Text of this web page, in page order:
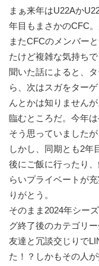
まぁ来年はU22Aか
年目もまさかのCFC。
またCFCのメンバー
たけど複雑な気持ちで
聞いた話によると、
ら、次はスガをター
んとかは知りませんが
臨むところだ。今年
そう思っていましたが
しかし、同期とも2年
後にご飯に行ったり
らいプライベートが
りがとう。
そのまま2024年シー
グ終了後のカテゴリ
友達と冗談交じりで
た！？しかもその人